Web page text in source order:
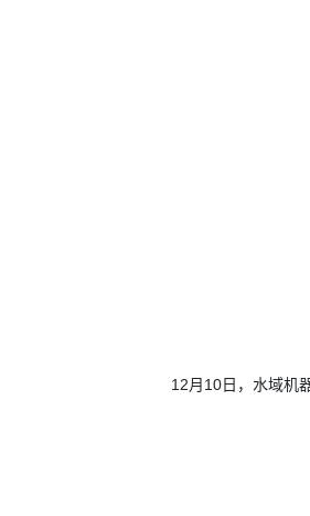
12月10日，水域机